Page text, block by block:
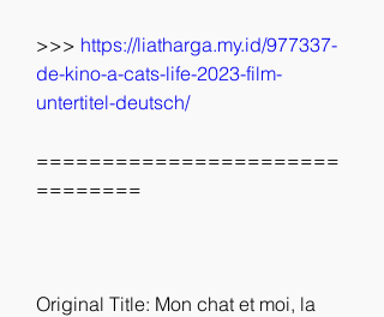
>>> https://liatharga.my.id/977337-
de-kino-a-cats-life-2023-film-
untertitel-deutsch/
=======================
========
Original Title: Mon chat et moi, la